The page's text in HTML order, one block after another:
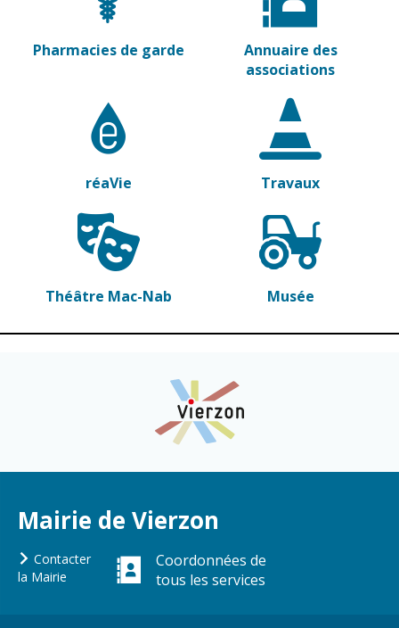
Économie et
Pharmacies de garde
Annuaire des
associations
réaVie Travaux
Théâtre Mac-Nab Musée
Mairie de Vierzon
Contacter
la Mairie
Coordonnées de
tous les services